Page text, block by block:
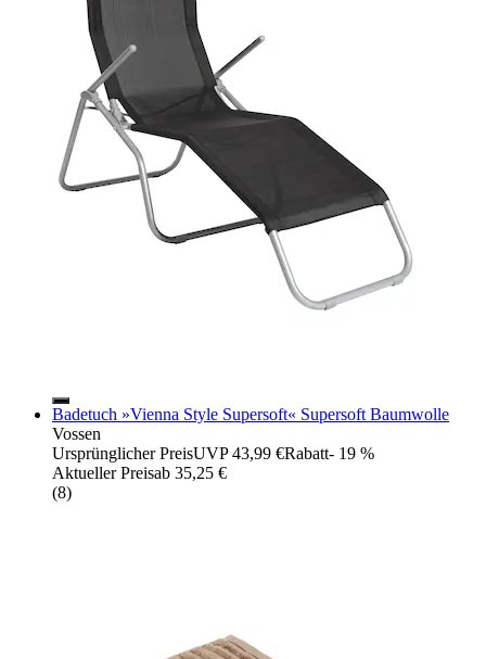
Badetuch »Vienna Style Supersoft« Supersoft Baumwolle
Vossen
Ursprünglicher PreisUVP 43,99 €Rabatt- 19 %
Aktueller Preisab 35,25 €
(8)